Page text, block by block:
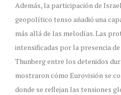
Además, la participación de
geopolítico tenso añadió una
más allá de las melodías. Las
intensificadas por la presencia
Thunberg entre los detenidos
mostraron cómo Eurovisión se
donde se reflejan las tensiones